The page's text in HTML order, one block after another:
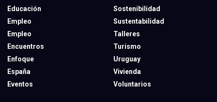
Educación
Empleo
Empleo
Encuentros
Enfoque
España
Eventos
Sostenibilidad
Sustentabilidad
Talleres
Turismo
Uruguay
Vivienda
Voluntarios